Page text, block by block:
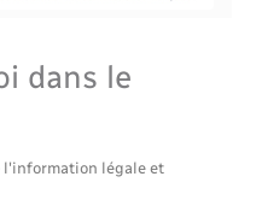
dans le
légale et